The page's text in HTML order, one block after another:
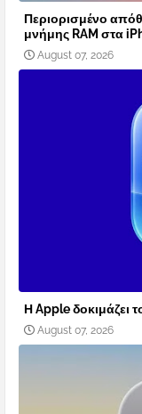
Περιορισμένο
μνήμης RAM στα
August 07, 2026
Η Apple δοκιμάζει
August 07, 2026